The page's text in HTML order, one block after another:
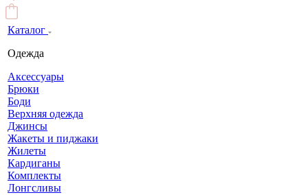
Каталог
Одежда
Аксессуары
Брюки
Боди
Верхняя одежда
Джинсы
Жакеты и пиджаки
Жилеты
Кардиганы
Комплекты
Лонгсливы